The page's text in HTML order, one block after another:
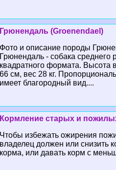
Грюнендаль (Groenendael)
Фото и описание породы
Грюнендаль - собака среднего
квадратного формата. Высота
66 см, вес 28 кг.
имеет благородный вид....
Кормление старых и
Чтобы избежать ожирения
владелец должен или снизить
корма, или давать корм с